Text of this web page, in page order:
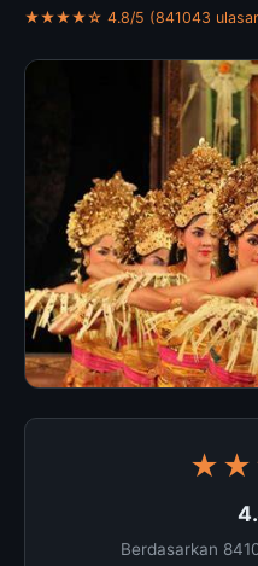
★★★★☆ 4.8/5 (841043
Berdasarkan